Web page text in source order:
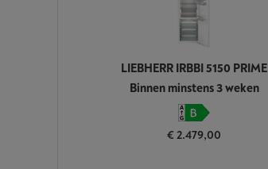
LIEBHERR IRBBI 5150 PRIME
Binnen minstens 3 weken
€ 2.479,00